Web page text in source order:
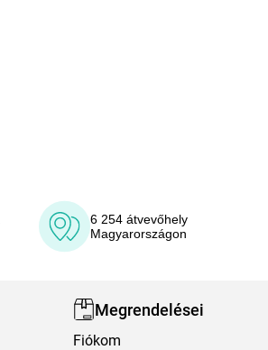
6 254 átvevőhely
Magyarországon
Megrendelései
Fiókom